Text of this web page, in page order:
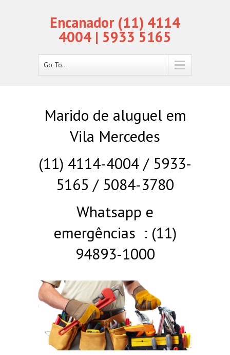
Encanador (11) 4114
4004 | 5933 5165
Go To...
Marido de aluguel em
Vila Mercedes
(11) 4114-4004 / 5933-
5165 / 5084-3780
Whatsapp e
emergências : (11)
94893-1000